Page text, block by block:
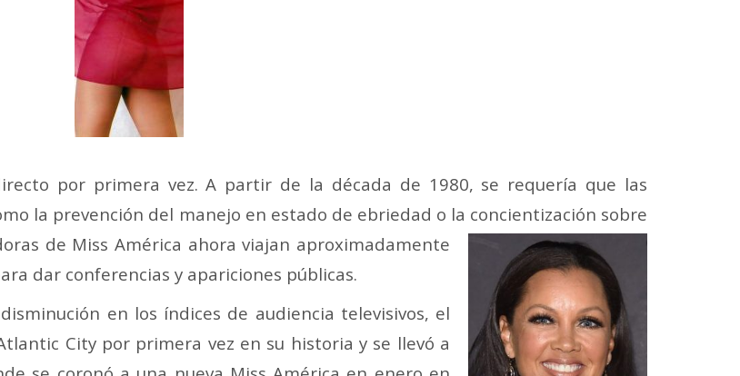
por primera vez. A partir de la década de 1980, se requería que las
la prevención del manejo en estado de ebriedad o la concientización sobre
de Miss América ahora viajan aproximadamente
dar conferencias y apariciones públicas.
en los índices de audiencia televisivos, el
City por primera vez en su historia y se llevó a